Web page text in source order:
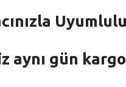
aynı gün